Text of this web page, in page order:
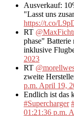
Ausverkauf:
"Lasst uns
https://t.co/
RT
phase"
inklusive
2023
RT
zweite
p.m. April 19,
Endlich ist das
#Supercharger
01:21:36 p.m.